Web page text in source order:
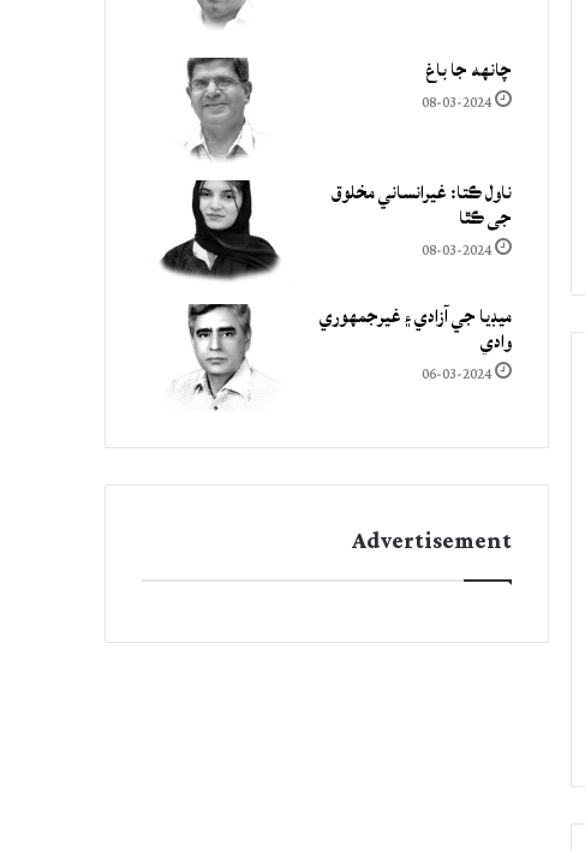
چانهه جا باغ
08-03-2024
ناول ڪتا: غيرانساني مخلوق
جي ڪٿا
08-03-2024
ميڊيا جي آزادي ۽ غيرجمھوري
وادي
06-03-2024
Advertisement